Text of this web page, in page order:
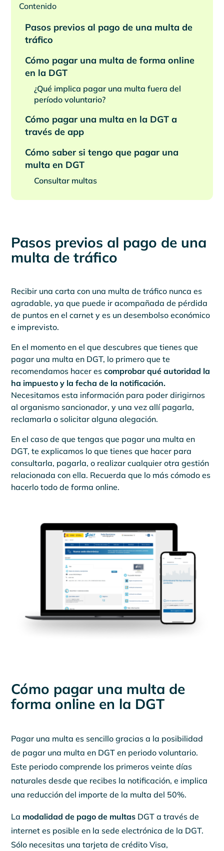
Contenido
Pasos previos al pago de una multa de
tráfico
Cómo pagar una multa de forma online
en la DGT
¿Qué implica pagar una multa fuera del
período voluntario?
Cómo pagar una multa en la DGT a
través de app
Cómo saber si tengo que pagar una
multa en DGT
Consultar multas
Pasos previos al pago de una
multa de tráfico
Recibir una carta con una multa de tráfico nunca es
agradable, ya que puede ir acompañada de pérdida
de puntos en el carnet y es un desembolso económico
e imprevisto.
En el momento en el que descubres que tienes que
pagar una multa en DGT, lo primero que te
recomendamos hacer escomprobar qué autoridad la
ha impuesto y la fecha de la notificación.
Necesitamos esta información para poder dirigirnos
al organismo sancionador, y una vez allí pagarla,
reclamarla o solicitar alguna alegación.
En el caso de que tengas que pagar una multa en
DGT, te explicamos lo que tienes que hacer para
consultarla, pagarla, o realizar cualquier otra gestión
relacionada con ella. Recuerda que lo más cómodo es
hacerlo todo de forma online.
Cómo pagar una multa de
forma online en la DGT
Pagar una multa es sencillo gracias a la posibilidad
de pagar una multa en DGT en periodo voluntario.
Este periodo comprende los primeros veinte días
naturales desde que recibes la notificación, e implica
una reducción del importe de la multa del 50%.
La modalidad de pago de multas DGT a través de
internet es posible en la sede electrónica de la DGT.
Sólo necesitas una tarjeta de crédito Visa,